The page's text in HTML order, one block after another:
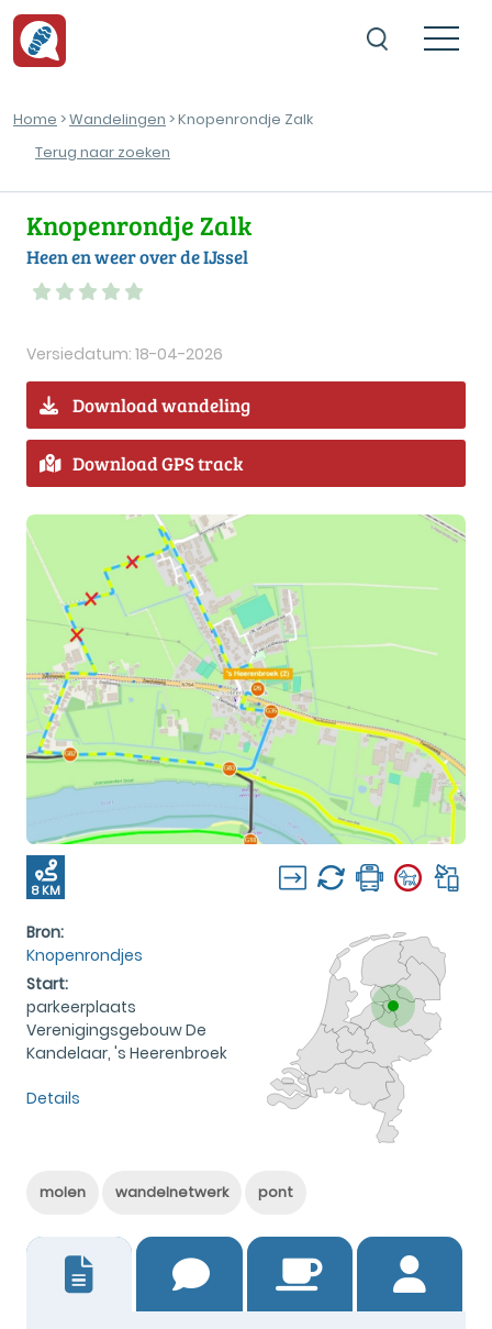
Home >Wandelingen > Knopenrondje Zalk
Terug naar zoeken
Knopenrondje Zalk
Heen en weer over de IJssel
Versiedatum: 18-04-2026
Download wandeling
Download GPS track
8 KM
Bron:
Knopenrondjes
Start:
parkeerplaats
Verenigingsgebouw De
Kandelaar, 's Heerenbroek
Details
molen wandelnetwerk pont